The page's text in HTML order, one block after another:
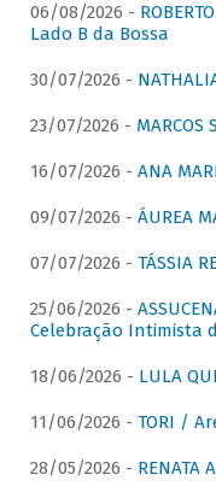
06/08/2026 -
Lado B da Bossa
30/07/2026 -
23/07/2026 - MARCOS
16/07/2026 - ANA
09/07/2026 - ÁUREA
07/07/2026 - TÁSSIA
25/06/2026 -
Celebração Intimista
18/06/2026 - LULA
11/06/2026 - TORI /
28/05/2026 - RENATA